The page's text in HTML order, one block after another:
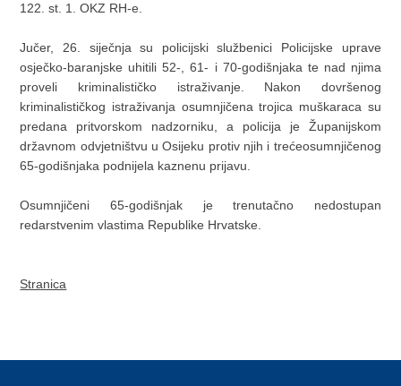
122. st. 1. OKZ RH-e.
Jučer, 26. siječnja su policijski službenici Policijske uprave
osječko-baranjske uhitili 52-, 61- i 70-godišnjaka te nad njima
proveli kriminalističko istraživanje. Nakon dovršenog
kriminalističkog istraživanja osumnjičena trojica muškaraca su
predana pritvorskom nadzorniku, a policija je Županijskom
državnom odvjetništvu u Osijeku protiv njih i trećeosumnjičenog
65-godišnjaka podnijela kaznenu prijavu.
Osumnjičeni 65-godišnjak je trenutačno nedostupan
redarstvenim vlastima Republike Hrvatske.
Stranica